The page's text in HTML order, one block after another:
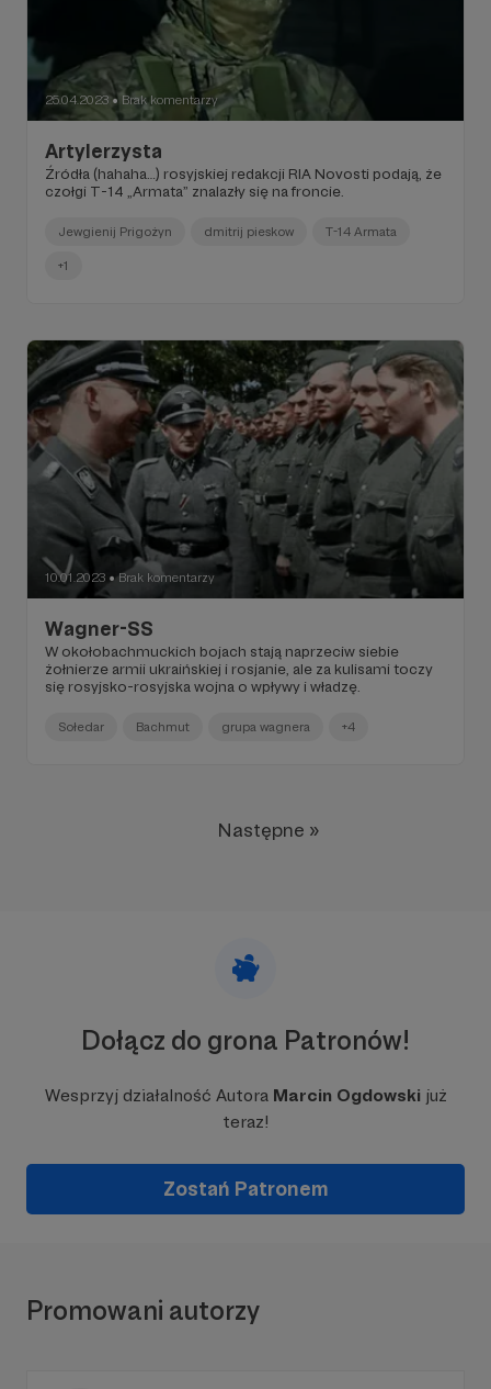
25.04.2023 ● Brak komentarzy
Artylerzysta
Źródła (hahaha…) rosyjskiej redakcji RIA Novosti podają, że
czołgi T-14 „Armata” znalazły się na froncie.
Jewgienij Prigożyn dmitrij pieskow T-14 Armata
+1
10.01.2023 ● Brak komentarzy
Wagner-SS
W okołobachmuckich bojach stają naprzeciw siebie
żołnierze armii ukraińskiej i rosjanie, ale za kulisami toczy
się rosyjsko-rosyjska wojna o wpływy i władzę.
Sołedar Bachmut grupa wagnera +4
Następne »
Dołącz do grona Patronów!
Wesprzyj działalność Autora Marcin Ogdowski już
teraz!
Zostań Patronem
Promowani autorzy